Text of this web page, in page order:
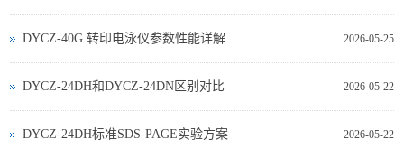
2026-05-25
DYCZ-40G 转印电泳仪参数性能详解
2026-05-22
DYCZ-24DH和DYCZ-24DN区别对比
2026-05-22
DYCZ-24DH标准SDS-PAGE实验方案